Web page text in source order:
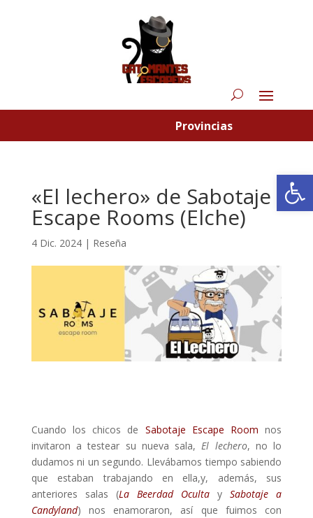
Provincias
«El lechero» de Sabotaje
Escape Rooms (Elche)
4 Dic. 2024| Reseña
Cuando los chicos de Sabotaje Escape Room nos
invitaron a testear su nueva sala, El lechero, no lo
dudamos ni un segundo. Llevábamos tiempo sabiendo
que estaban trabajando en ella,y, además, sus
anteriores salas (La Beerdad Oculta ySabotaje a
Candyland) nos enamoraron, así que fuimos con